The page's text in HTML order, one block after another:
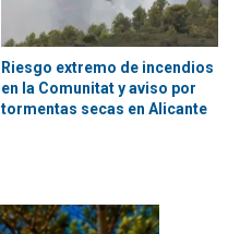
Riesgo extremo de incendios
en la Comunitat y aviso por
tormentas secas en Alicante